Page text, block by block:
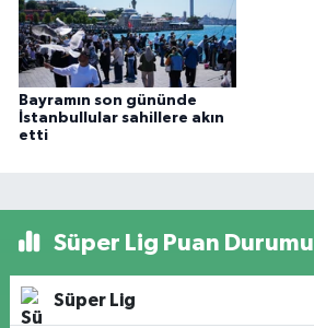
Bayramın son gününde
İstanbullular sahillere akın
etti
Süper Lig Puan Durumu
Süper Lig